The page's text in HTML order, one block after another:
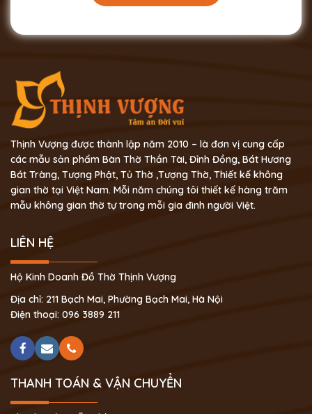
Thịnh Vượng được thành lập năm 2010 – là đơn vị cung cấp
các mẫu sản phẩm Bàn Thờ Thần Tài, Đỉnh Đồng, Bát Hương
Bát Tràng, Tượng Phật, Tủ Thờ ,Tượng Thờ, Thiết kế không
gian thờ tại Việt Nam. Mỗi năm chúng tôi thiết kế hàng trăm
mẫu không gian thờ tự trong mỗi gia đình người Việt.
LIÊN HỆ
Hộ Kinh Doanh Đồ Thờ Thịnh Vượng
Địa chỉ: 211 Bạch Mai, Phường Bạch Mai, Hà Nội
Điện thoại: 096 3889 211
THANH TOÁN & VẬN CHUYỂN